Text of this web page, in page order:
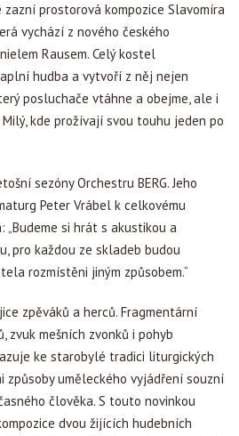
zazní prostorová kompozice Slavomíra
vychází z nového českého
Rausem. Celý kostel
hudba a vytvoří z něj nejen
posluchače vtáhne a obejme, ale i
kde prožívají svou touhu jeden po
sezóny Orchestru BERG. Jeho
Peter Vrábel k celkovému
„Budeme si hrát s akustikou a
pro každou ze skladeb budou
rozmístěni jiným způsobem.“
zpěváků a herců. Fragmentární
mešních zvonků i pohyb
ke starobylé tradici liturgických
způsoby uměleckého vyjádření souzní
člověka. S touto novinkou
dvou žijících hudebních